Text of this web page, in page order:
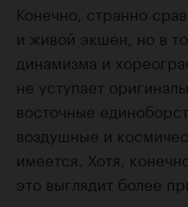
Конечно, странно
и живой экшен, но в
динамизма и
не уступает
восточные
воздушные и
имеется. Хотя,
это выглядит более